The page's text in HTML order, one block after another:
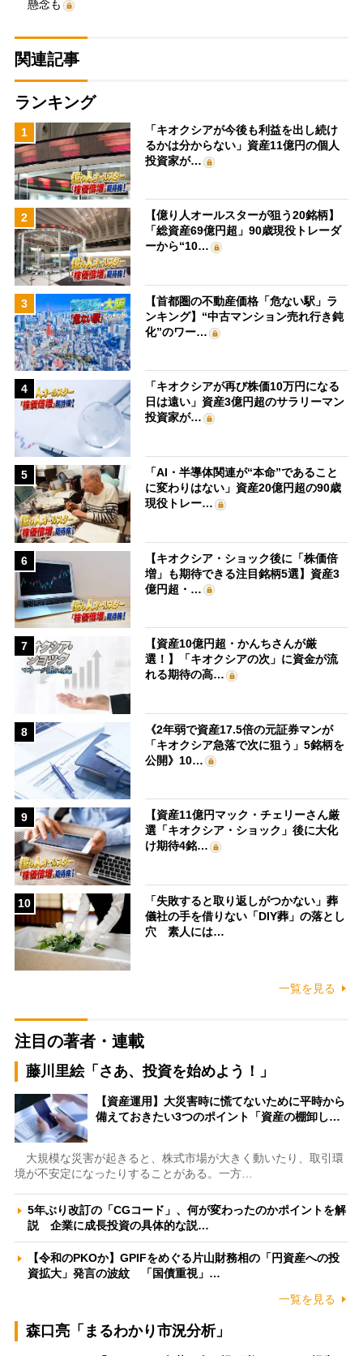
懸念も
関連記事
ランキング
1
「キオクシアが今後も利益を出し続け
るかは分からない」資産11億円の個人
投資家が…
2
【億り人オールスターが狙う20銘柄】
「総資産69億円超」90歳現役トレーダ
ーから“10…
3
【首都圏の不動産価格「危ない駅」ラ
ンキング】“中古マンション売れ行き鈍
化”のワー…
4
「キオクシアが再び株価10万円になる
日は遠い」資産3億円超のサラリーマン
投資家が…
5
「AI・半導体関連が“本命”であること
に変わりはない」資産20億円超の90歳
現役トレー…
6
【キオクシア・ショック後に「株価倍
増」も期待できる注目銘柄5選】資産3
億円超・…
7
【資産10億円超・かんちさんが厳
選！】「キオクシアの次」に資金が流
れる期待の高…
8
《2年弱で資産17.5倍の元証券マンが
「キオクシア急落で次に狙う」5銘柄を
公開》10…
9
【資産11億円マック・チェリーさん厳
選「キオクシア・ショック」後に大化
け期待4銘…
10
「失敗すると取り返しがつかない」葬
儀社の手を借りない「DIY葬」の落とし
穴 素人には…
一覧を見る
注目の著者・連載
藤川里絵「さあ、投資を始めよう！」
【資産運用】大災害時に慌てないために平時から
備えておきたい3つのポイント「資産の棚卸し…
大規模な災害が起きると、株式市場が大きく動いたり、取引環
境が不安定になったりすることがある。一方…
5年ぶり改訂の「CGコード」、何が変わったのかポイントを解
説 企業に成長投資の具体的な説…
【令和のPKOか】GPIFをめぐる片山財務相の「円資産への投
資拡大」発言の波紋 「国債重視」…
一覧を見る
森口亮「まるわかり市況分析」